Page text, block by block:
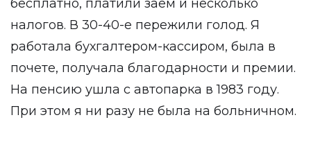
бесплатно, платили заем и несколько
налогов. В 30-40-е пережили голод. Я
работала бухгалтером-кассиром, была в
почете, получала благодарности и премии.
На пенсию ушла с автопарка в 1983 году.
При этом я ни разу не была на больничном.